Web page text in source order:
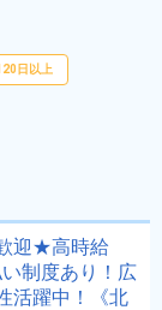
日以上
迎★高時給
制度あり！広
活躍中！《北